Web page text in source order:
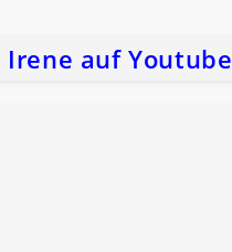
Irene auf Youtube